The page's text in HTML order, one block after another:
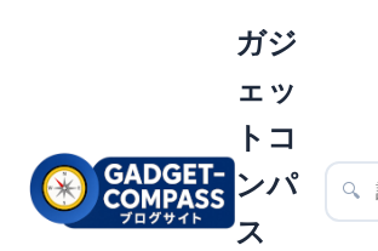
ガジ
ェッ
トコ
ンパ
ス
🔍